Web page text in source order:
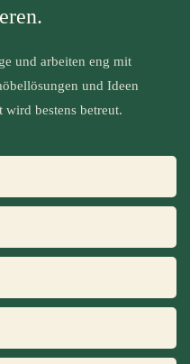
und arbeiten eng mit
und Ideen
bestens betreut.